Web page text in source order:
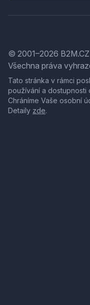
© 2001–2026 B2M.CZ
Všechna práva
Tato stránka v rámci
používání a dostupnosti
Chráníme Vaše osobní
Detaily zde.